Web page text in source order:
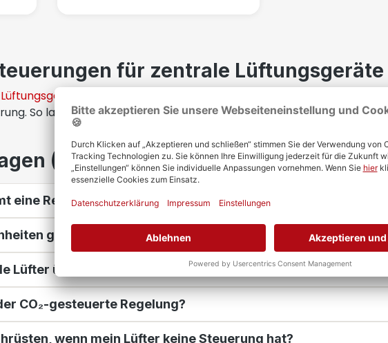
für zentrale
So lassen sich die dezentralen Lüftungsgeräte individuell dem
(FAQ) zu Regelungen für
eine Regelung für dezentrale Lüftungsgeräte?
gibt es für dezentrale Lüfter?
Lüfter über eine einzige Steuerung bedienen?
CO₂‑gesteuerte Regelung?
wenn mein Lüfter keine Steuerung hat?